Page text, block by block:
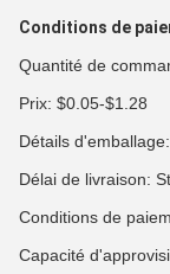
Conditions de
Quantité de
Prix: $0.05-$1.28
Détails
Délai de livraison:
Conditions de
Capacité